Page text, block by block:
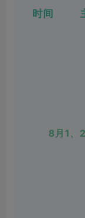
时间 主
8月1、